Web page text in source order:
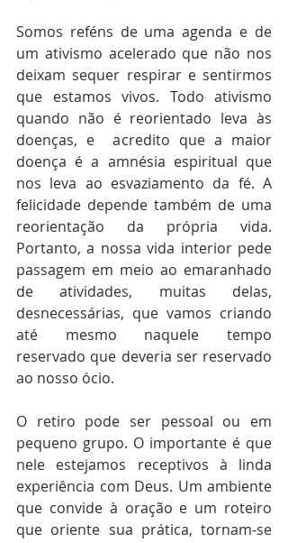
Somos reféns de uma agenda e de
um ativismo acelerado que não nos
deixam sequer respirar e sentirmos
que estamos vivos. Todo ativismo
quando não é reorientado leva às
doenças, e  acredito que a maior
doença é a amnésia espiritual que
nos leva ao esvaziamento da fé. A
felicidade depende também de uma
reorientação da própria vida.
Portanto, a nossa vida interior pede
passagem em meio ao emaranhado
de atividades, muitas delas,
desnecessárias, que vamos criando
até mesmo naquele tempo
reservado que deveria ser reservado
ao nosso ócio.
O retiro pode ser pessoal ou em
pequeno grupo. O importante é que
nele estejamos receptivos à linda
experiência com Deus. Um ambiente
que convide à oração e um roteiro
que oriente sua prática, tornam-se